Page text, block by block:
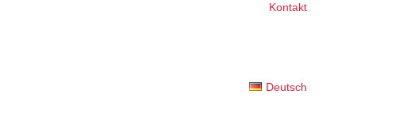
Kontakt
Deutsch